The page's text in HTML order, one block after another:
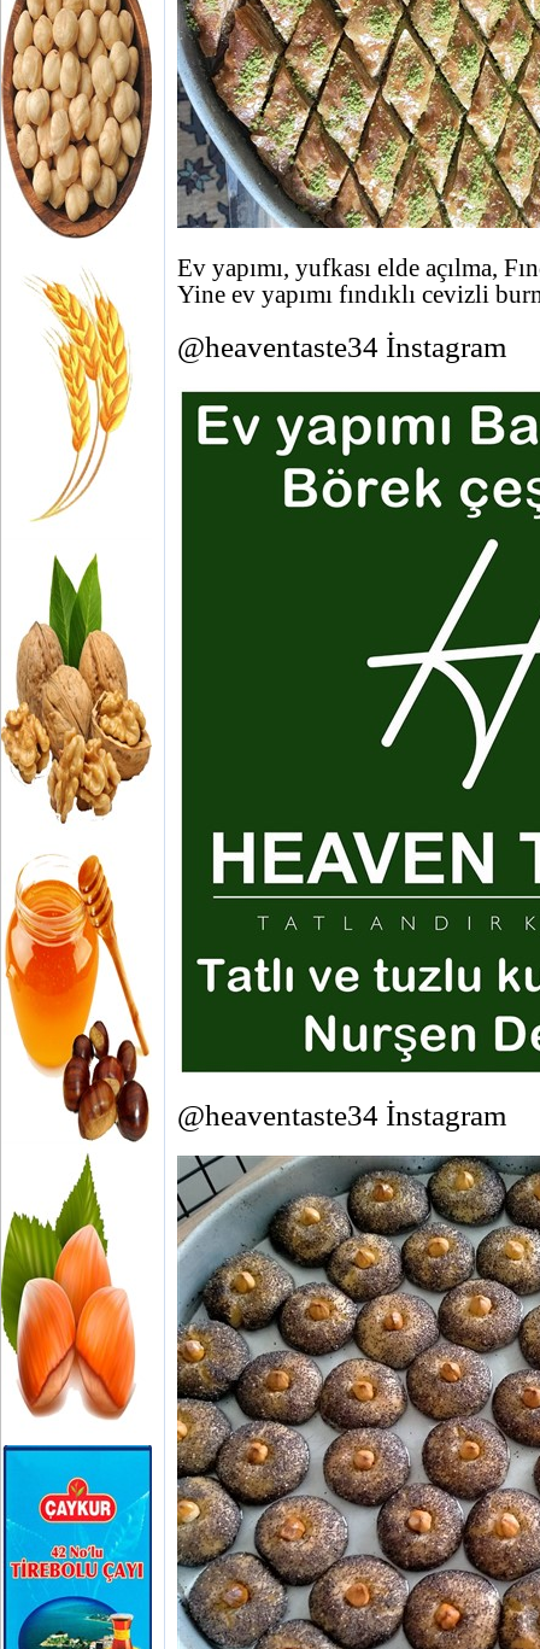
Ev yapımı, yufkası elde açılma,
Yine ev yapımı fındıklı cevizli
@heaventaste34 İnstagram
@heaventaste34 İnstagram